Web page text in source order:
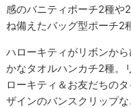
感のバニティポーチ2種や
ね備えたバッグ型ポーチ2
ハローキティがリボンか
かなタオルハンカチ2種。
ローキティ＆お友だちの
ザインのバンスクリップ